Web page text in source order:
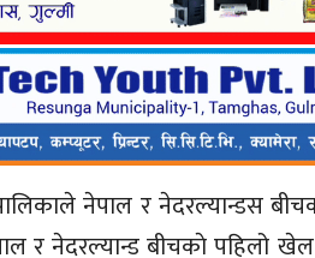
नेपाल र नेदरल्यान्डस
र नेदरल्यान्ड बीचकाे पहिलो